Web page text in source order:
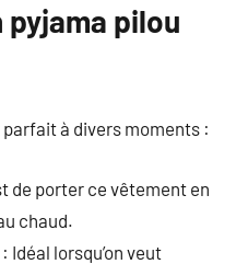
pyjama pilou
à divers moments :
de porter ce vêtement en
chaud.
lorsqu’on veut